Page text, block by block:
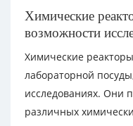
Химические
возможности
Химические
лабораторной
исследованиях. Они
различных